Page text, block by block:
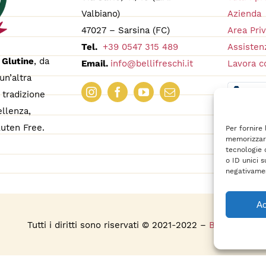
Per fornire
tecnologie
o ID unici
Glutine, da
tradizione
Free.
Valbiano)
47027 – Sarsina (FC)
Tel. +39 0547 315 489
Email. info@bellifreschi.it
Azienda
Area
Lavora
Tutti i diritti sono riservati © 2021-2022 – BelliFreschi